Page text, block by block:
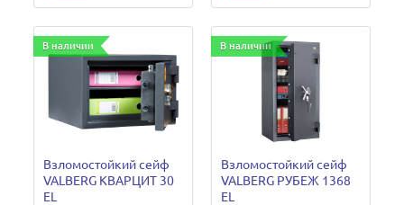
В наличии
Взломостойкий сейф
VALBERG КВАРЦИТ 30
EL
В наличии
Взломостойкий сейф
VALBERG РУБЕЖ 1368
EL